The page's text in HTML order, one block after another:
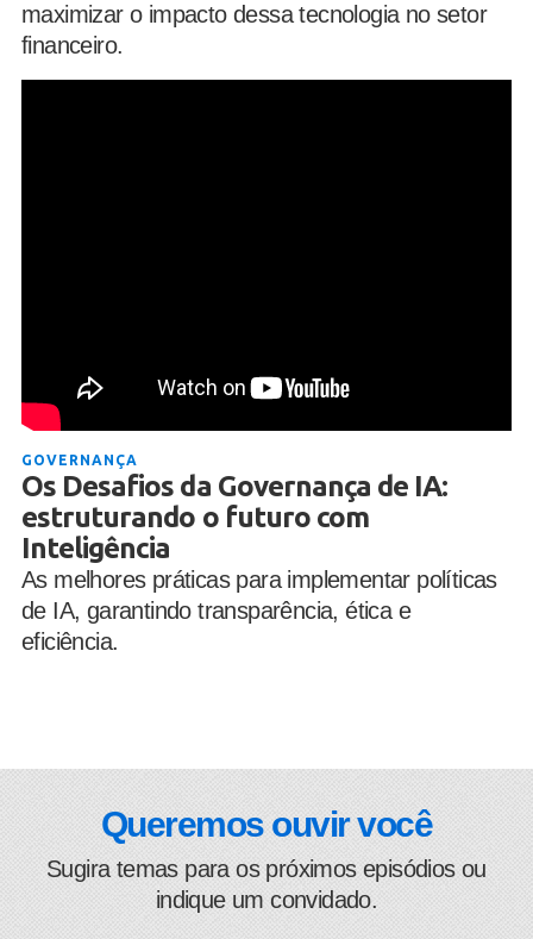
maximizar o impacto dessa tecnologia no setor
financeiro.
GOVERNANÇA
Os Desafios da Governança de IA:
estruturando o futuro com
Inteligência
As melhores práticas para implementar políticas
de IA, garantindo transparência, ética e
eficiência.
Queremos ouvir você
Sugira temas para os próximos episódios ou
indique um convidado.